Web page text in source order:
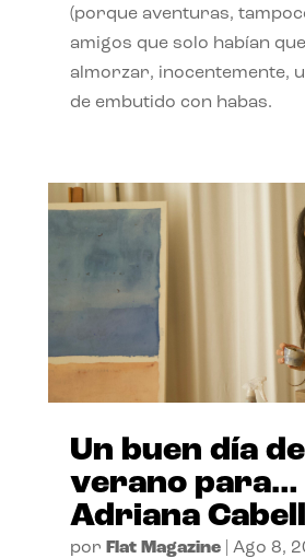
(porque aventuras,
amigos que solo habían
almorzar, inocentemente,
de embutido con habas.
Un buen día de
verano para…
Adriana
por Flat Magazine| Ago 8,